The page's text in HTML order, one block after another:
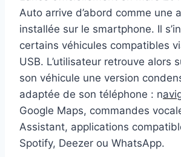
Auto arrive d’abord comme une
installée sur le smartphone. Il
certains véhicules compatibles
USB. L’utilisateur retrouve alors
son véhicule une version
adaptée de son téléphone : navi
Google Maps, commandes
Assistant, applications
Spotify, Deezer ou WhatsApp.